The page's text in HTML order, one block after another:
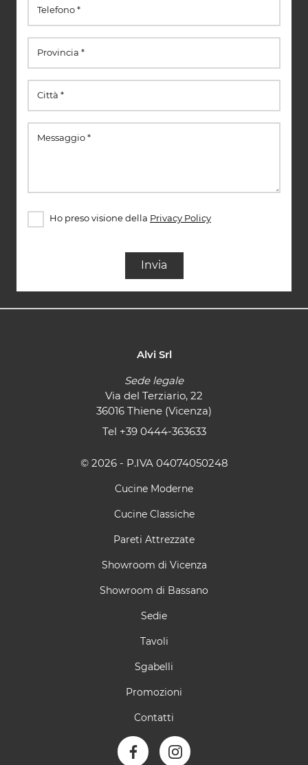
Ho preso visione della Privacy Policy
Invia
Alvi Srl
Sede legale
Via del Terziario, 22
36016 Thiene (Vicenza)
Tel +39 0444-363633
© 2026 - P.IVA 04074050248
Cucine Moderne
Cucine Classiche
Pareti Attrezzate
Showroom di Vicenza
Showroom di Bassano
Sedie
Tavoli
Sgabelli
Promozioni
Contatti